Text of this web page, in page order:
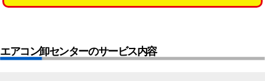
エアコン卸センターのサービス内容